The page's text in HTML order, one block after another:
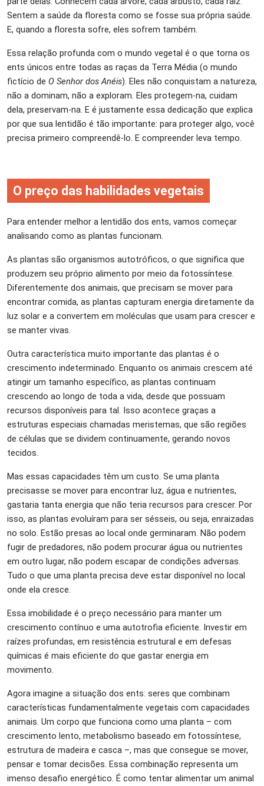
Sentem a saúde da floresta como se fosse sua própria saúde.
E, quando a floresta sofre, eles sofrem também.
Essa relação profunda com o mundo vegetal é o que torna os
ents únicos entre todas as raças da Terra Média (o mundo
fictício de O Senhor dos Anéis). Eles não conquistam a natureza,
não a dominam, não a exploram. Eles protegem-na, cuidam
dela, preservam-na. E é justamente essa dedicação que explica
por que sua lentidão é tão importante: para proteger algo, você
precisa primeiro compreendê-lo. E compreender leva tempo.
O preço das habilidades vegetais
Para entender melhor a lentidão dos ents, vamos começar
analisando como as plantas funcionam.
As plantas são organismos autotróficos, o que significa que
produzem seu próprio alimento por meio da fotossíntese.
Diferentemente dos animais, que precisam se mover para
encontrar comida, as plantas capturam energia diretamente da
luz solar e a convertem em moléculas que usam para crescer e
se manter vivas.
Outra característica muito importante das plantas é o
crescimento indeterminado. Enquanto os animais crescem até
atingir um tamanho específico, as plantas continuam
crescendo ao longo de toda a vida, desde que possuam
recursos disponíveis para tal. Isso acontece graças a
estruturas especiais chamadas meristemas, que são regiões
de células que se dividem continuamente, gerando novos
tecidos.
Mas essas capacidades têm um custo. Se uma planta
precisasse se mover para encontrar luz, água e nutrientes,
gastaria tanta energia que não teria recursos para crescer. Por
isso, as plantas evoluíram para ser sésseis, ou seja, enraizadas
no solo. Estão presas ao local onde germinaram. Não podem
fugir de predadores, não podem procurar água ou nutrientes
em outro lugar, não podem escapar de condições adversas.
Tudo o que uma planta precisa deve estar disponível no local
onde ela cresce.
Essa imobilidade é o preço necessário para manter um
crescimento contínuo e uma autotrofia eficiente. Investir em
raízes profundas, em resistência estrutural e em defesas
químicas é mais eficiente do que gastar energia em
movimento.
Agora imagine a situação dos ents: seres que combinam
características fundamentalmente vegetais com capacidades
animais. Um corpo que funciona como uma planta – com
crescimento lento, metabolismo baseado em fotossíntese,
estrutura de madeira e casca –, mas que consegue se mover,
pensar e tomar decisões. Essa combinação representa um
imenso desafio energético. É como tentar alimentar um animal